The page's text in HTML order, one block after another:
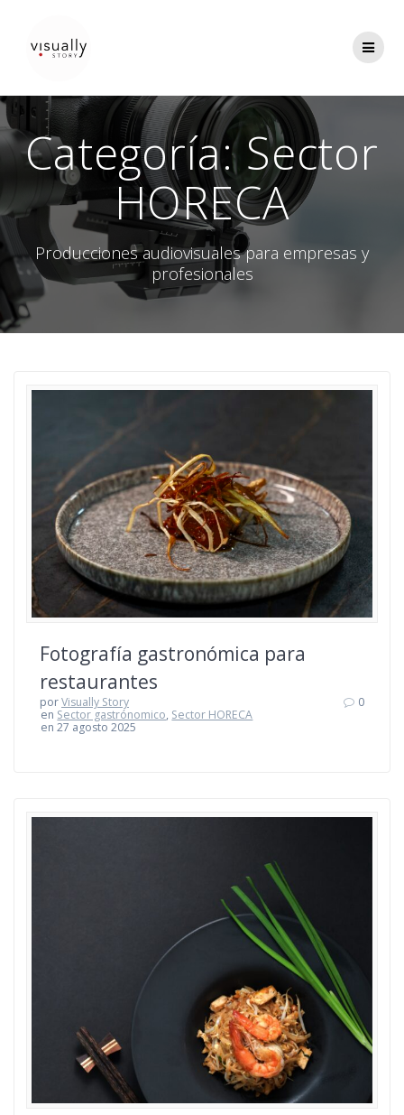
Categoría:Sector
HORECA
Producciones audiovisuales para empresas y
profesionales
Fotografía gastronómica para
restaurantes
porVisually Story
en Sector gastrónomico, Sector HORECA
en 27 agosto 2025
0